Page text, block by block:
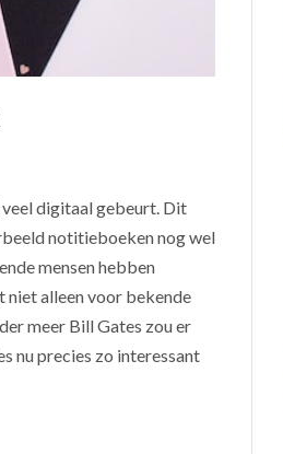
digitaal gebeurt. Dit
notitieboeken nog wel
mensen hebben
niet alleen voor bekende
meer Bill Gates zou er
nu precies zo interessant